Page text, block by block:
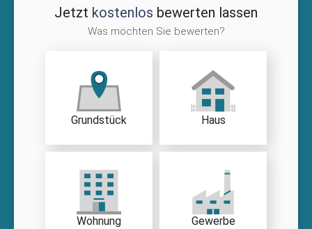
Jetzt kostenlos bewerten lassen
Was möchten Sie bewerten?
Grundstück Haus
Wohnung Gewerbe